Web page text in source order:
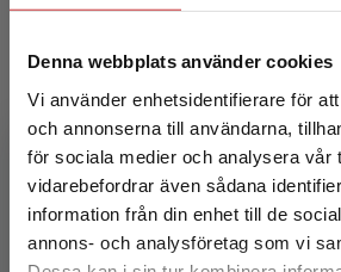
Denna webbplats använder cookies
Vi använder enhetsidentifierare för
och annonserna till användarna,
för sociala medier och analysera vår
vidarebefordrar även sådana
information från din enhet till de
annons- och analysföretag som vi
Begränsad
Praktiknära forskning i
337 kr
inkl. moms
Exkl. moms: 318 kr